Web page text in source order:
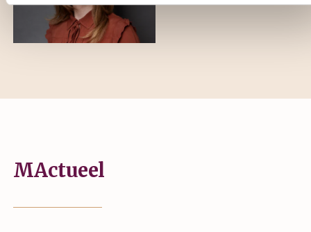
MActueel